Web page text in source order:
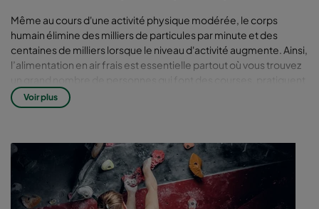
Même au cours d'une activité physique modérée, le corps
humain élimine des milliers de particules par minute et des
centaines de milliers lorsque le niveau d'activité augmente. Ainsi,
l’alimentation en air frais est essentielle partout où vous trouvez
une activité physique ou interagissent en intérieur.
affecter la santé, tant des
individus que des entreprises
D'autres activités et opérations (le réapprovisionnement en
produits, le transport volumineux de matériaux, le nettoyage
Voir plus